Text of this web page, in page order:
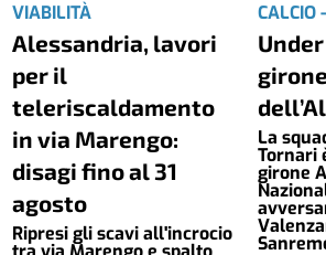
VIABILITÀ
Alessandria, lavori
per il
teleriscaldamento
in via Marengo:
disagi fino al 31
agosto
Ripresi gli scavi all'incrocio
CALCIO
girone
La
Tornari
girone